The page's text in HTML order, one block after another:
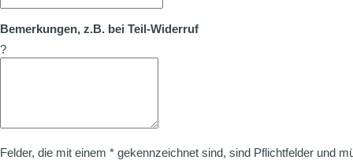
Bemerkungen, z.B. bei Teil-Widerruf
?
Felder, die mit einem * gekennzeichnet sind, sind Pflichtfelder und